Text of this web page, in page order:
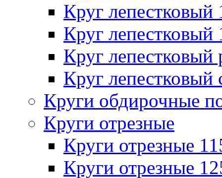
Круг
Круг
Круг лепестковый
Круг лепестковый
Круги обдирочные
Круги отрезные
Круги отрезные
Круги отрезные